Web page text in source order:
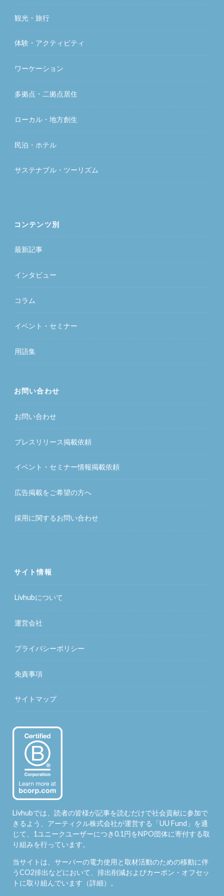
観光・旅行
体験・アクティビティ
ワーケーション
多拠点・二拠点居住
ローカル・地方創生
民泊・ホテル
サステナブル・ツーリズム
コンテンツ別
最新記事
インタビュー
コラム
イベント・セミナー
用語集
お問い合わせ
お問い合わせ
プレスリリース掲載依頼
イベント・セミナー情報掲載依頼
広告掲載をご希望の方へ
採用に関するお問い合わせ
サイト情報
Livhubについて
運営会社
プライバシーポリシー
免責事項
サイトマップ
Livhubでは、読者の皆様が記事を読むだけで社会貢献に参加で
きるよう、アーティクル株式会社が運営する「UU Fund 」を通
じて、1ユニークユーザーにつき0.1円をNPO団体に寄付する取
り組みを行っています。
当サイトは、サーバーの電力使用と取材活動のための移動に伴
うCO2排出などにおいて、排出削減およびカーボン・オフセッ
トに取り組んでいます（詳細）。